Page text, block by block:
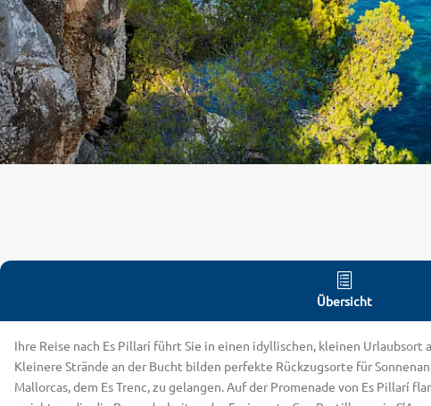
Übersicht
Ihre Reise nach Es Pillarí führt Sie in einen idyllischen, kleinen
Kleinere Strände an der Bucht bilden perfekte Rückzugsorte für
Mallorcas, dem Es Trenc, zu gelangen. Auf der Promenade von Es Pillarí